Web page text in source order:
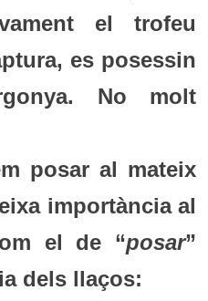
el trofeu
es posessin
No molt
posar al mateix
importància al
el de “posar”
dels llaços: